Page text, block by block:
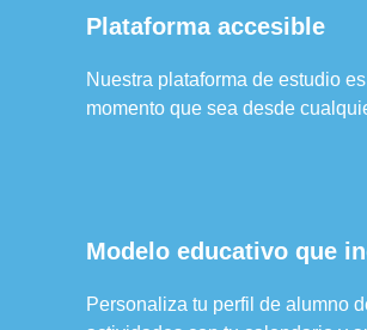
Plataforma accesible
Nuestra plataforma de estudio
momento que sea desde
Modelo educativo que
Personaliza tu perfil de alumno